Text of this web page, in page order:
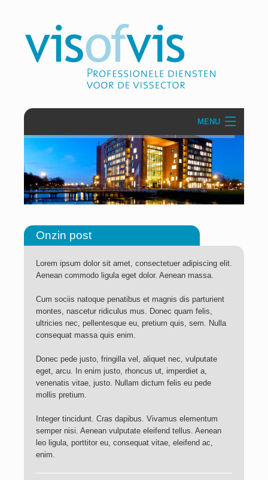
MENU
Over VisofVis
Projecten
Communicatie & PR
Zakelijke dienstverlening
Contact
Onzin post
Lorem ipsum dolor sit amet, consectetuer adipiscing elit.
Aenean commodo ligula eget dolor. Aenean massa.
Cum sociis natoque penatibus et magnis dis parturient
montes, nascetur ridiculus mus. Donec quam felis,
ultricies nec, pellentesque eu, pretium quis, sem. Nulla
consequat massa quis enim.
Donec pede justo, fringilla vel, aliquet nec, vulputate
eget, arcu. In enim justo, rhoncus ut, imperdiet a,
venenatis vitae, justo. Nullam dictum felis eu pede
mollis pretium.
Integer tincidunt. Cras dapibus. Vivamus elementum
semper nisi. Aenean vulputate eleifend tellus. Aenean
leo ligula, porttitor eu, consequat vitae, eleifend ac,
enim.